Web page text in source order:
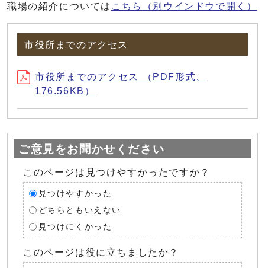
職場の紹介については こちら （別ウインドウで開く）
市役所までのアクセス
市役所までのアクセス （PDF形式、
176.56KB）
ご意見をお聞かせください
このページは見つけやすかったですか？
見つけやすかった
どちらともいえない
見つけにくかった
このページは役に立ちましたか？